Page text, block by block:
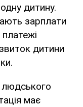
дитину.
зарплати
дитини
людського
має